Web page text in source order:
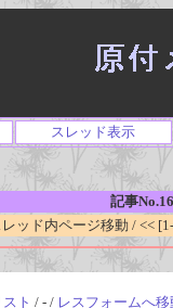
スレッド表示
記事
レッド内ページ移動 / <<
ト / - / レスフォームへ移